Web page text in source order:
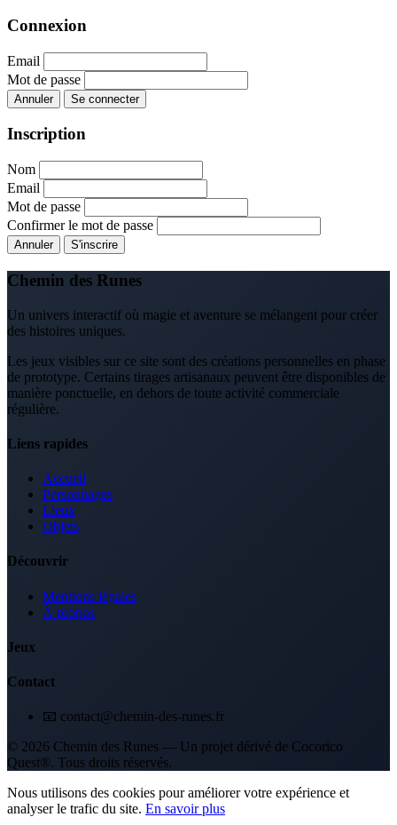
Connexion
Email
Mot de passe
Annuler Se connecter
Inscription
Nom
Email
Mot de passe
Confirmer le mot de passe
Annuler S'inscrire
Chemin des Runes
Un univers interactif où magie et aventure se mélangent pour créer
des histoires uniques.
Les jeux visibles sur ce site sont des créations personnelles en phase
de prototype. Certains tirages artisanaux peuvent être disponibles de
manière ponctuelle, en dehors de toute activité commerciale
régulière.
Liens rapides
Accueil
Personnages
Lieux
Objets
Découvrir
Mentions légales
À propos
Jeux
Contact
📧 contact@chemin-des-runes.fr
© 2026 Chemin des Runes — Un projet dérivé de Cocorico
Quest®. Tous droits réservés.
Nous utilisons des cookies pour améliorer votre expérience et
analyser le trafic du site. En savoir plus